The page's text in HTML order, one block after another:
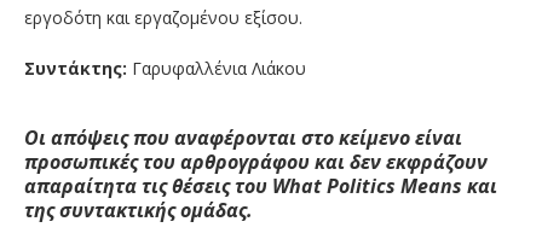
εργοδότη και εργαζομένου εξίσου.
Συντάκτης: Γαρυφαλλένια Λιάκου
Οι απόψεις που αναφέρονται στο κείμενο είναι
προσωπικές του αρθρογράφου και δεν εκφράζουν
απαραίτητα τις θέσεις του WhatPolitics Means και
της συντακτικής ομάδας.